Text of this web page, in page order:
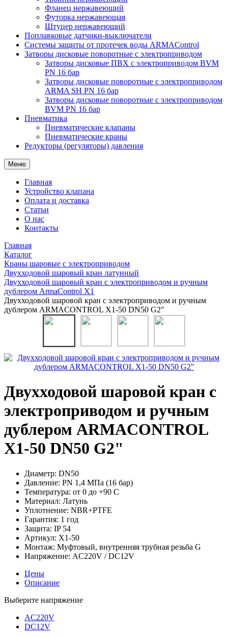
Фланец нержавеющий
Футорка нержавеющая
Штуцер нержавеющий
Поплавковые датчики-выключатели
Системы защиты от протечек воды ARMAControl
Затворы дисковые поворотные с электроприводом
Затворы дисковые ПВХ с электроприводом BVM
PN 16 бар
Затворы дисковые поворотные с электроприводом
ARMA SH PN 16 бар
Затворы дисковые поворотные с электроприводом
BVM PN 16 бар
Пневматика
Пневматические клапаны
Пневматические краны
Редукторы (регуляторы) давления
Меню
Главная
Устройство клапана
Оплата и доставка
Статьи
О нас
Контакты
Главная
Каталог
Краны шаровые с электроприводом
Двухходовой шаровый кран латунный
Двухходовой шаровый кран с электроприводом и ручным
дублером ArmaControl X1
Двухходовой шаровой кран с электроприводом и ручным
дублером ARMACONTROL X1-50 DN50 G2"
Двухходовой шаровой кран с
электроприводом и ручным
дублером ARMACONTROL
X1-50 DN50 G2"
Диаметр: DN50
Давление: PN 1,4 МПа (16 бар)
Температура: от 0 до +90 С
Материал: Латунь
Уплотнение: NBR+PTFE
Гарантия: 1 год
Защита: IP 54
Артикул: X1-50
Монтаж: Муфтовый, внутренняя трубная резьба G
Напряжение: AC220V / DC12V
Цены
Описание
Выберите напряжение
AC220V
DC12V